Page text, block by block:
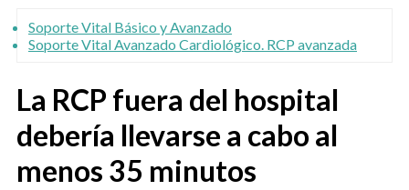
Soporte Vital Básico y Avanzado
Soporte Vital Avanzado Cardiológico. RCP avanzada
La RCP fuera del hospital
debería llevarse a cabo al
menos 35 minutos